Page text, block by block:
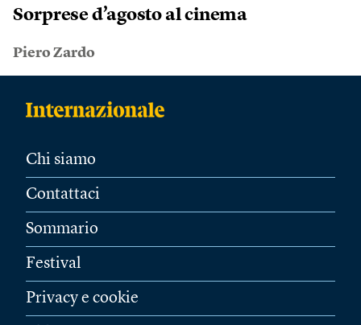
Sorprese d’agosto al cinema
Piero Zardo
Chi siamo
Contattaci
Sommario
Festival
Privacy e cookie